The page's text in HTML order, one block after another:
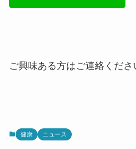
ご興味ある方はご連絡くださ
健康 ニュース